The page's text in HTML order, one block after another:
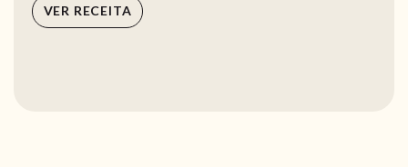
VER RECEITA